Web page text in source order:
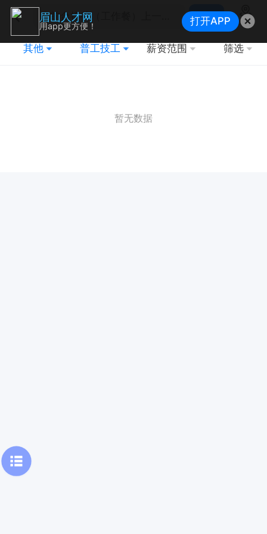
搜索
地图
其他 普工技工 薪资范围 筛选
暂无数据
眉山人才网
用app更方便！ 打开APP